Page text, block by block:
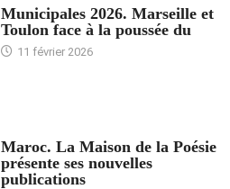
Municipales 2026. Marseille et
Toulon face à la poussée du
11 février 2026
Maroc. La Maison de la Poésie
présente ses nouvelles
publications